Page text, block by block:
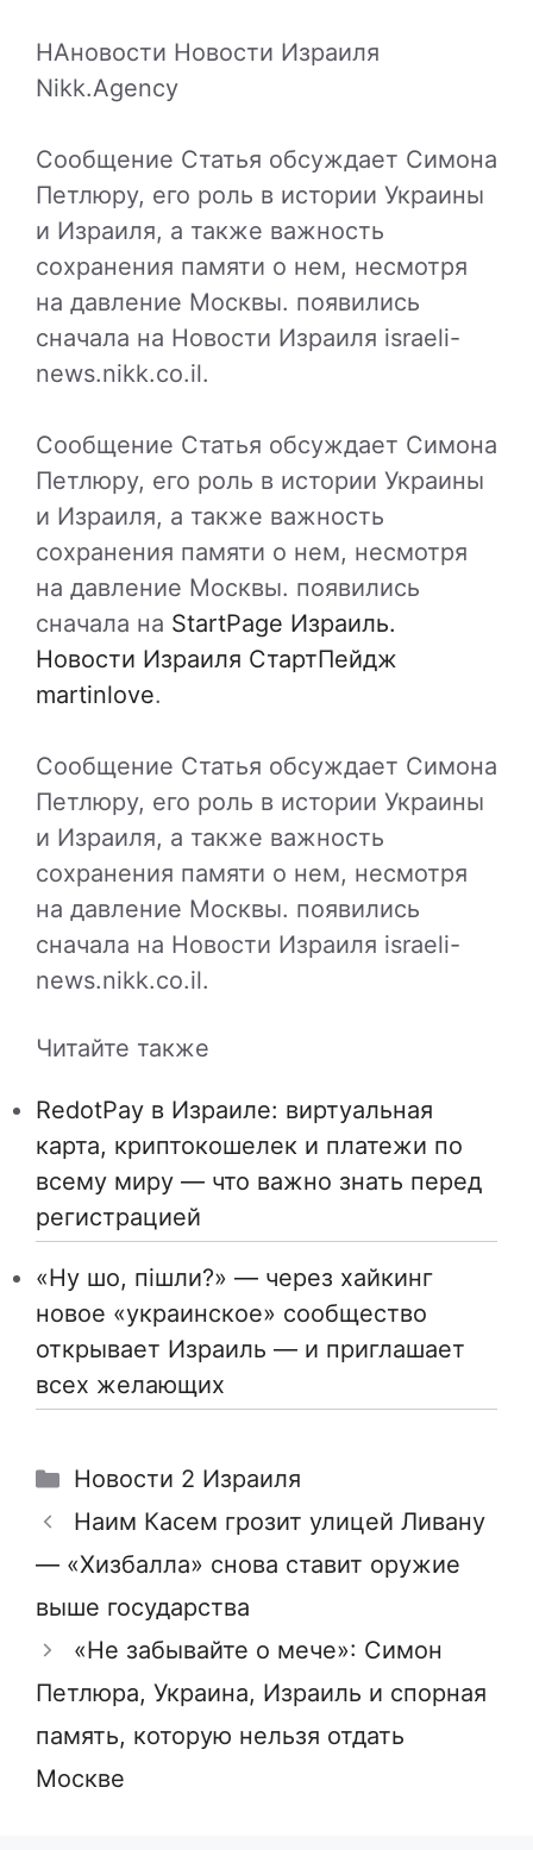
НАновости Новости Израиля
Nikk.Agency
Сообщение Статья обсуждает Симона
Петлюру, его роль в истории Украины
и Израиля, а также важность
сохранения памяти о нем, несмотря
на давление Москвы. появились
сначала на Новости Израиля israeli-
news.nikk.co.il.
Сообщение Статья обсуждает Симона
Петлюру, его роль в истории Украины
и Израиля, а также важность
сохранения памяти о нем, несмотря
на давление Москвы. появились
сначала на StartPage Израиль.
Новости Израиля СтартПейдж
martinlove.
Сообщение Статья обсуждает Симона
Петлюру, его роль в истории Украины
и Израиля, а также важность
сохранения памяти о нем, несмотря
на давление Москвы. появились
сначала на Новости Израиля israeli-
news.nikk.co.il.
Читайте также
RedotPay в Израиле: виртуальная
карта, криптокошелек и платежи по
всему миру — что важно знать перед
регистрацией
«Ну шо, пішли?» — через хайкинг
новое «украинское» сообщество
открывает Израиль — и приглашает
всех желающих
Рубрики
Новости 2 Израиля
Наим Касем грозит улицей Ливану
— «Хизбалла» снова ставит оружие
выше государства
«Не забывайте о мече»: Симон
Петлюра, Украина, Израиль и спорная
память, которую нельзя отдать
Москве